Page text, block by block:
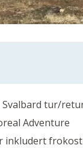
Svalbard tur/
Adventure
inkludert